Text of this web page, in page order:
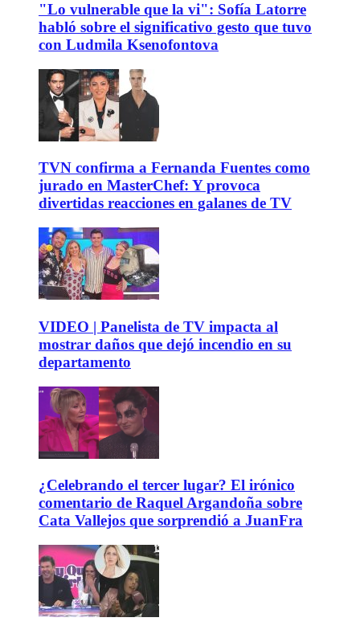
"Lo vulnerable que la vi": Sofía Latorre
habló sobre el significativo gesto que tuvo
con Ludmila Ksenofontova
TVN confirma a Fernanda Fuentes como
jurado en MasterChef: Y provoca
divertidas reacciones en galanes de TV
VIDEO | Panelista de TV impacta al
mostrar daños que dejó incendio en su
departamento
¿Celebrando el tercer lugar? El irónico
comentario de Raquel Argandoña sobre
Cata Vallejos que sorprendió a JuanFra